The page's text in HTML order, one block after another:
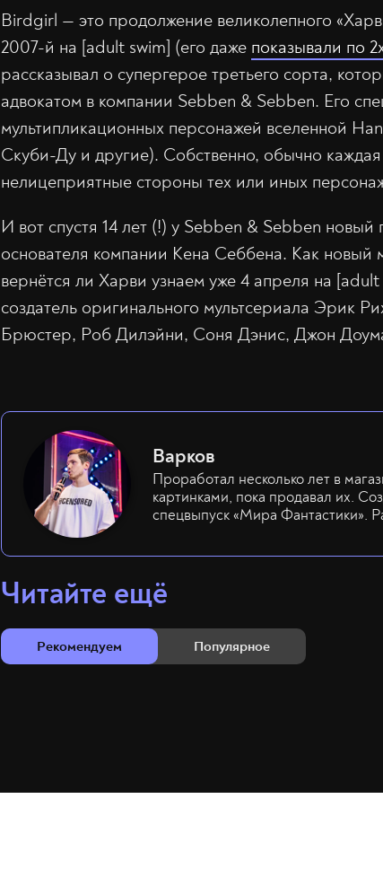
Birdgirl — это продолжение великолепного
2007-й на [adult swim] (его даже показывали по
рассказывал о супергерое третьего сорта,
адвокатом в компании Sebben & Sebben. Его
мультипликационных персонажей вселенной
Скуби-Ду и другие). Собственно, обычно
нелицеприятные стороны тех или иных
И вот спустя 14 лет (!) у Sebben & Sebben
основателя компании Кена Себбена. Как новый
вернётся ли Харви узнаем уже 4 апреля на
создатель оригинального мультсериала Эрик
Брюстер, Роб Дилэйни, Соня Дэнис, Джон
Варков
Проработал несколько лет в
картинками, пока продавал их.
спецвыпуск «Мира Фантастики».
Читайте ещё
Рекомендуем Популярное